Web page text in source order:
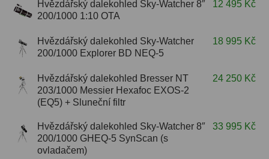
Ostatní30
Doplňky1
Měsíční a Polarizační23
Sluneční 42
CLS a UHC 18
Hvězdářský dalekohled Sky-Watcher 8″
200/1000 1:10 OTA
12 495 Kč
Hvězdářský dalekohled Sky-Watcher
200/1000 Explorer BD NEQ-5
18 995 Kč
Hvězdářský dalekohled Bresser NT
203/1000 Messier Hexafoc EXOS-2
(EQ5) + Sluneční filtr
24 250 Kč
Hvězdářský dalekohled Sky-Watcher 8″
200/1000 GHEQ-5 SynScan (s
ovladačem)
33 995 Kč